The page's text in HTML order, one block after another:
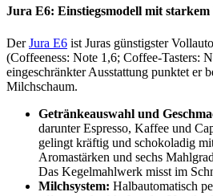
Jura E6: Einstiegsmodell mit starkem
DerJura E6 ist Juras günstigster
(Coffeeness: Note 1,6; Coffee-Tasters:
eingeschränkter Ausstattung punktet er
Milchschaum.
Getränkeauswahl und
darunter Espresso, Kaffee und
gelingt kräftig und schokoladig
Aromastärken und sechs
Das Kegelmahlwerk misst im
Milchsystem: Halbautomatisch